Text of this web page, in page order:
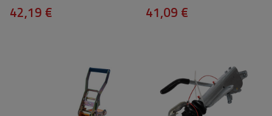
42,19 € 41,09 €